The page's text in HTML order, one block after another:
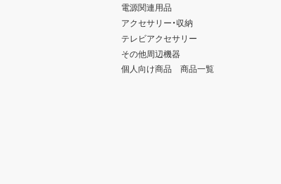
電源関連用品
アクセサリー・収納
テレビアクセサリー
その他周辺機器
個人向け商品 商品一覧